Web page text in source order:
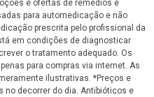
e ofertas de remédios e
para automedicação e não
prescrita pelo profissional da
em condições de diagnosticar
o tratamento adequado. Os
para compras via internet. As
ilustrativas. *Preços e
no decorrer do dia. Antibióticos e